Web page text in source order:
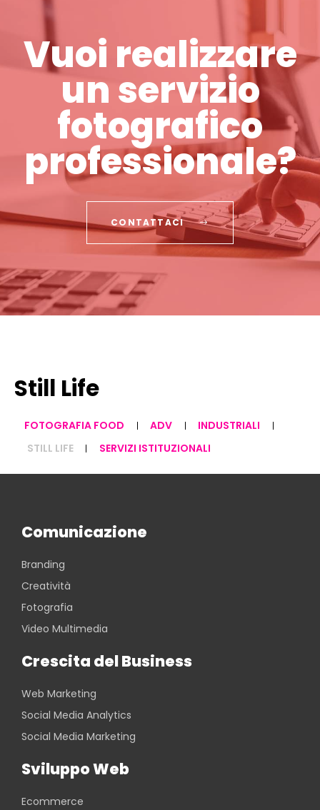
Vuoi realizzare
un servizio
fotografico
professionale?
CONTATTACI
Still Life
FOTOGRAFIA FOOD ADV
INDUSTRIALI
STILL LIFE
SERVIZI ISTITUZIONALI
Comunicazione
Branding
Creatività
Fotografia
Video Multimedia
Crescita del Business
Web Marketing
Social Media Analytics
Social Media Marketing
Sviluppo Web
Ecommerce